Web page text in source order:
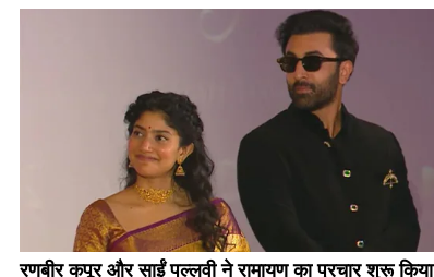
रणबीर कपूर और साईं पल्लवी ने रामायण का प्रचार शुरू किया